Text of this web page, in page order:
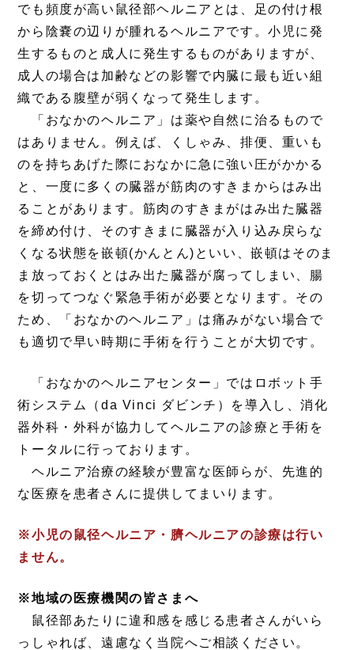
でも頻度が高い鼠径部ヘルニアとは、足の付け根
から陰嚢の辺りが腫れるヘルニアです。小児に発
生するものと成人に発生するものがありますが、
成人の場合は加齢などの影響で内臓に最も近い組
織である腹壁が弱くなって発生します。
「おなかのヘルニア」は薬や自然に治るもので
はありません。例えば、くしゃみ、排便、重いも
のを持ちあげた際におなかに急に強い圧がかかる
と、一度に多くの臓器が筋肉のすきまからはみ出
ることがあります。筋肉のすきまがはみ出た臓器
を締め付け、そのすきまに臓器が入り込み戻らな
くなる状態を嵌頓(かんとん)といい、嵌頓はそのま
ま放っておくとはみ出た臓器が腐ってしまい、腸
を切ってつなぐ緊急手術が必要となります。その
ため、「おなかのヘルニア」は痛みがない場合で
も適切で早い時期に手術を行うことが大切です。
「おなかのヘルニアセンター」ではロボット手
術システム（da Vinci ダビンチ）を導入し、消化
器外科・外科が協力してヘルニアの診療と手術を
トータルに行っております。
ヘルニア治療の経験が豊富な医師らが、先進的
な医療を患者さんに提供してまいります。
※小児の鼠径ヘルニア・臍ヘルニアの診療は行い
ません。
※地域の医療機関の皆さまへ
鼠径部あたりに違和感を感じる患者さんがいら
っしゃれば、遠慮なく当院へご相談ください。